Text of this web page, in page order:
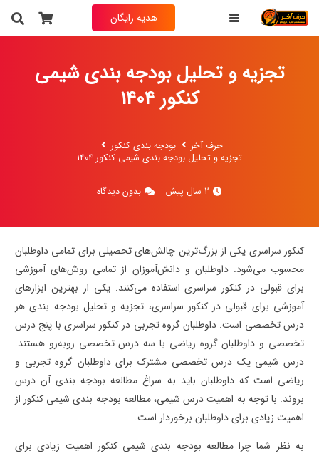
هدیه رایگان
تجزیه و تحلیل بودجه بندی شیمی
کنکور 1404
حرف آخر
بودجه بندی کنکور
تجزیه و تحلیل بودجه بندی شیمی کنکور 1404
2 سال پیش بدون دیدگاه
کنکور سراسری یکی از بزرگ‌ترین چالش‌های تحصیلی برای تمامی داوطلبان
محسوب می‌شود. داوطلبان و دانش‌آموزان از تمامی روش‌های آموزشی
برای قبولی در کنکور سراسری استفاده می‌کنند. یکی از بهترین ابزارهای
آموزشی برای قبولی در کنکور سراسری، تجزیه و تحلیل بودجه بندی هر
درس تخصصی است. داوطلبان گروه تجربی در کنکور سراسری با پنج درس
تخصصی و داوطلبان گروه ریاضی با سه درس تخصصی روبه‌‌رو هستند.
درس شیمی یک درس تخصصی مشترک برای داوطلبان گروه تجربی و
ریاضی است که داوطلبان باید به سراغ مطالعه بودجه بندی آن درس
بروند. با توجه به اهمیت درس شیمی، مطالعه بودجه بندی شیمی کنکور از
اهمیت زیادی برای داوطلبان برخوردار است.
به نظر شما چرا مطالعه بودجه بندی شیمی کنکور اهمیت زیادی برای
حرف آخر رو
رایگان دریافت کن